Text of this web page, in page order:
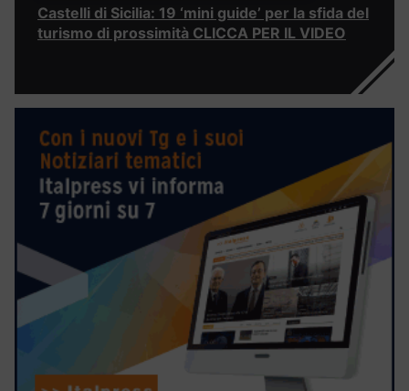
Castelli di Sicilia: 19 ‘mini guide’ per la sfida del
turismo di prossimità CLICCA PER IL VIDEO